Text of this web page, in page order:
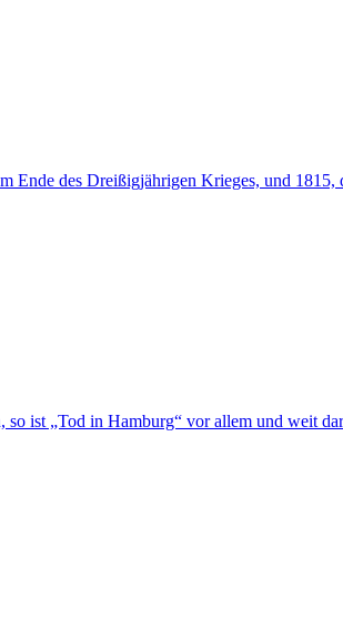
Ende des Dreißigjährigen Krieges, und 1815,
so ist „Tod in Hamburg“ vor allem und weit